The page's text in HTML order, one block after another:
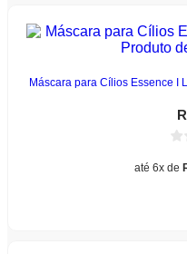
Máscara para Cílios Essence I
até 6x de